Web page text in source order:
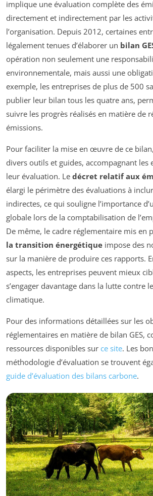
implique une évaluation complète des
directement et indirectement par les
l’organisation. Depuis 2012, certaines
légalement tenues d’élaborer un bilan
opération non seulement une
environnementale, mais aussi une
exemple, les entreprises de plus de 500
publier leur bilan tous les quatre ans,
suivre les progrès réalisés en matière de
émissions.
Pour faciliter la mise en œuvre de ce
divers outils et guides, accompagnant les
leur évaluation. Le décret relatif aux
élargi le périmètre des évaluations à
indirectes, ce qui souligne l’importance
globale lors de la comptabilisation de
De même, le cadre réglementaire mis en
la transition énergétique impose des
sur la manière de produire ces rapports.
aspects, les entreprises peuvent mieux
s’engager davantage dans la lutte contre
climatique.
Pour des informations détaillées sur les
réglementaires en matière de bilan GES,
ressources disponibles sur ce site. Les
méthodologie d’évaluation se trouvent
guide d’évaluation des bilans carbone.